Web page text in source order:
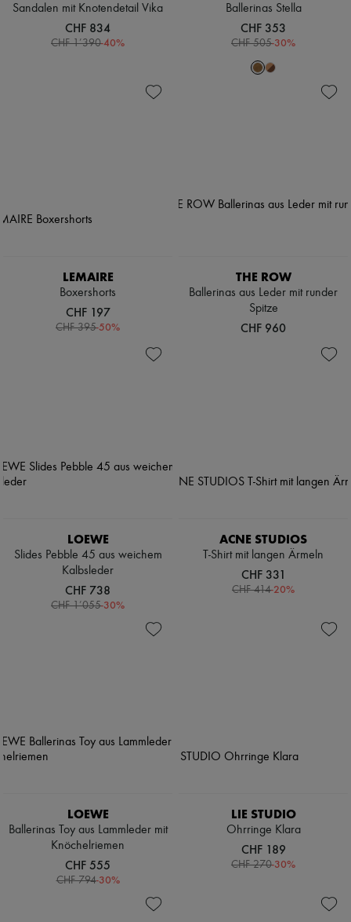
Sandalen mit Knotendetail Vika
CHF 834
CHF 1’390-40%
Ballerinas Stella
CHF 353
CHF 505-30%
LEMAIRE
Boxershorts
CHF 197
CHF 395-50%
THE ROW
Ballerinas aus Leder mit runder
Spitze
CHF 960
LOEWE
Slides Pebble 45 aus weichem
Kalbsleder
CHF 738
CHF 1’055-30%
ACNE STUDIOS
T-Shirt mit langen Ärmeln
CHF 331
CHF 414-20%
LOEWE
Ballerinas Toy aus Lammleder mit
Knöchelriemen
CHF 555
CHF 794-30%
LIE STUDIO
Ohrringe Klara
CHF 189
CHF 270-30%